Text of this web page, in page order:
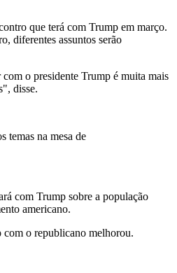
que terá com Trump em março.
diferentes assuntos serão
o presidente Trump é muita mais
disse.
temas na mesa de
com Trump sobre a população
americano.
com o republicano melhorou.